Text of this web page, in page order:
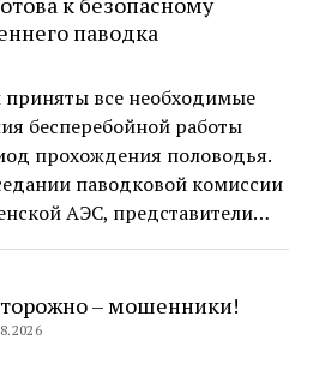
паводка
все необходимые
бесперебойной работы
прохождения половодья.
паводковой комиссии
АЭС, представители…
– мошенники!